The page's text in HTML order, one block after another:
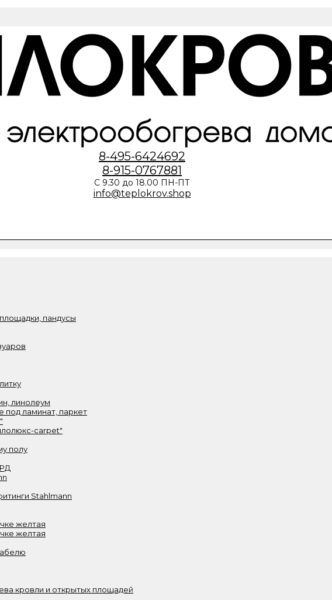
8-495-6424692
8-915-0767881
С 9.30 до 18.00 ПН-ПТ
info@teplokrov.shop
пандусы
линолеум
под ламинат, паркет
carpet"
полу
Stahlmann
желтая
желтая
кровли и открытых площадей